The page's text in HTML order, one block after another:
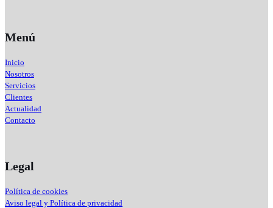
Menú
Inicio
Nosotros
Servicios
Clientes
Actualidad
Contacto
Legal
Política de cookies
Aviso legal y Política de privacidad